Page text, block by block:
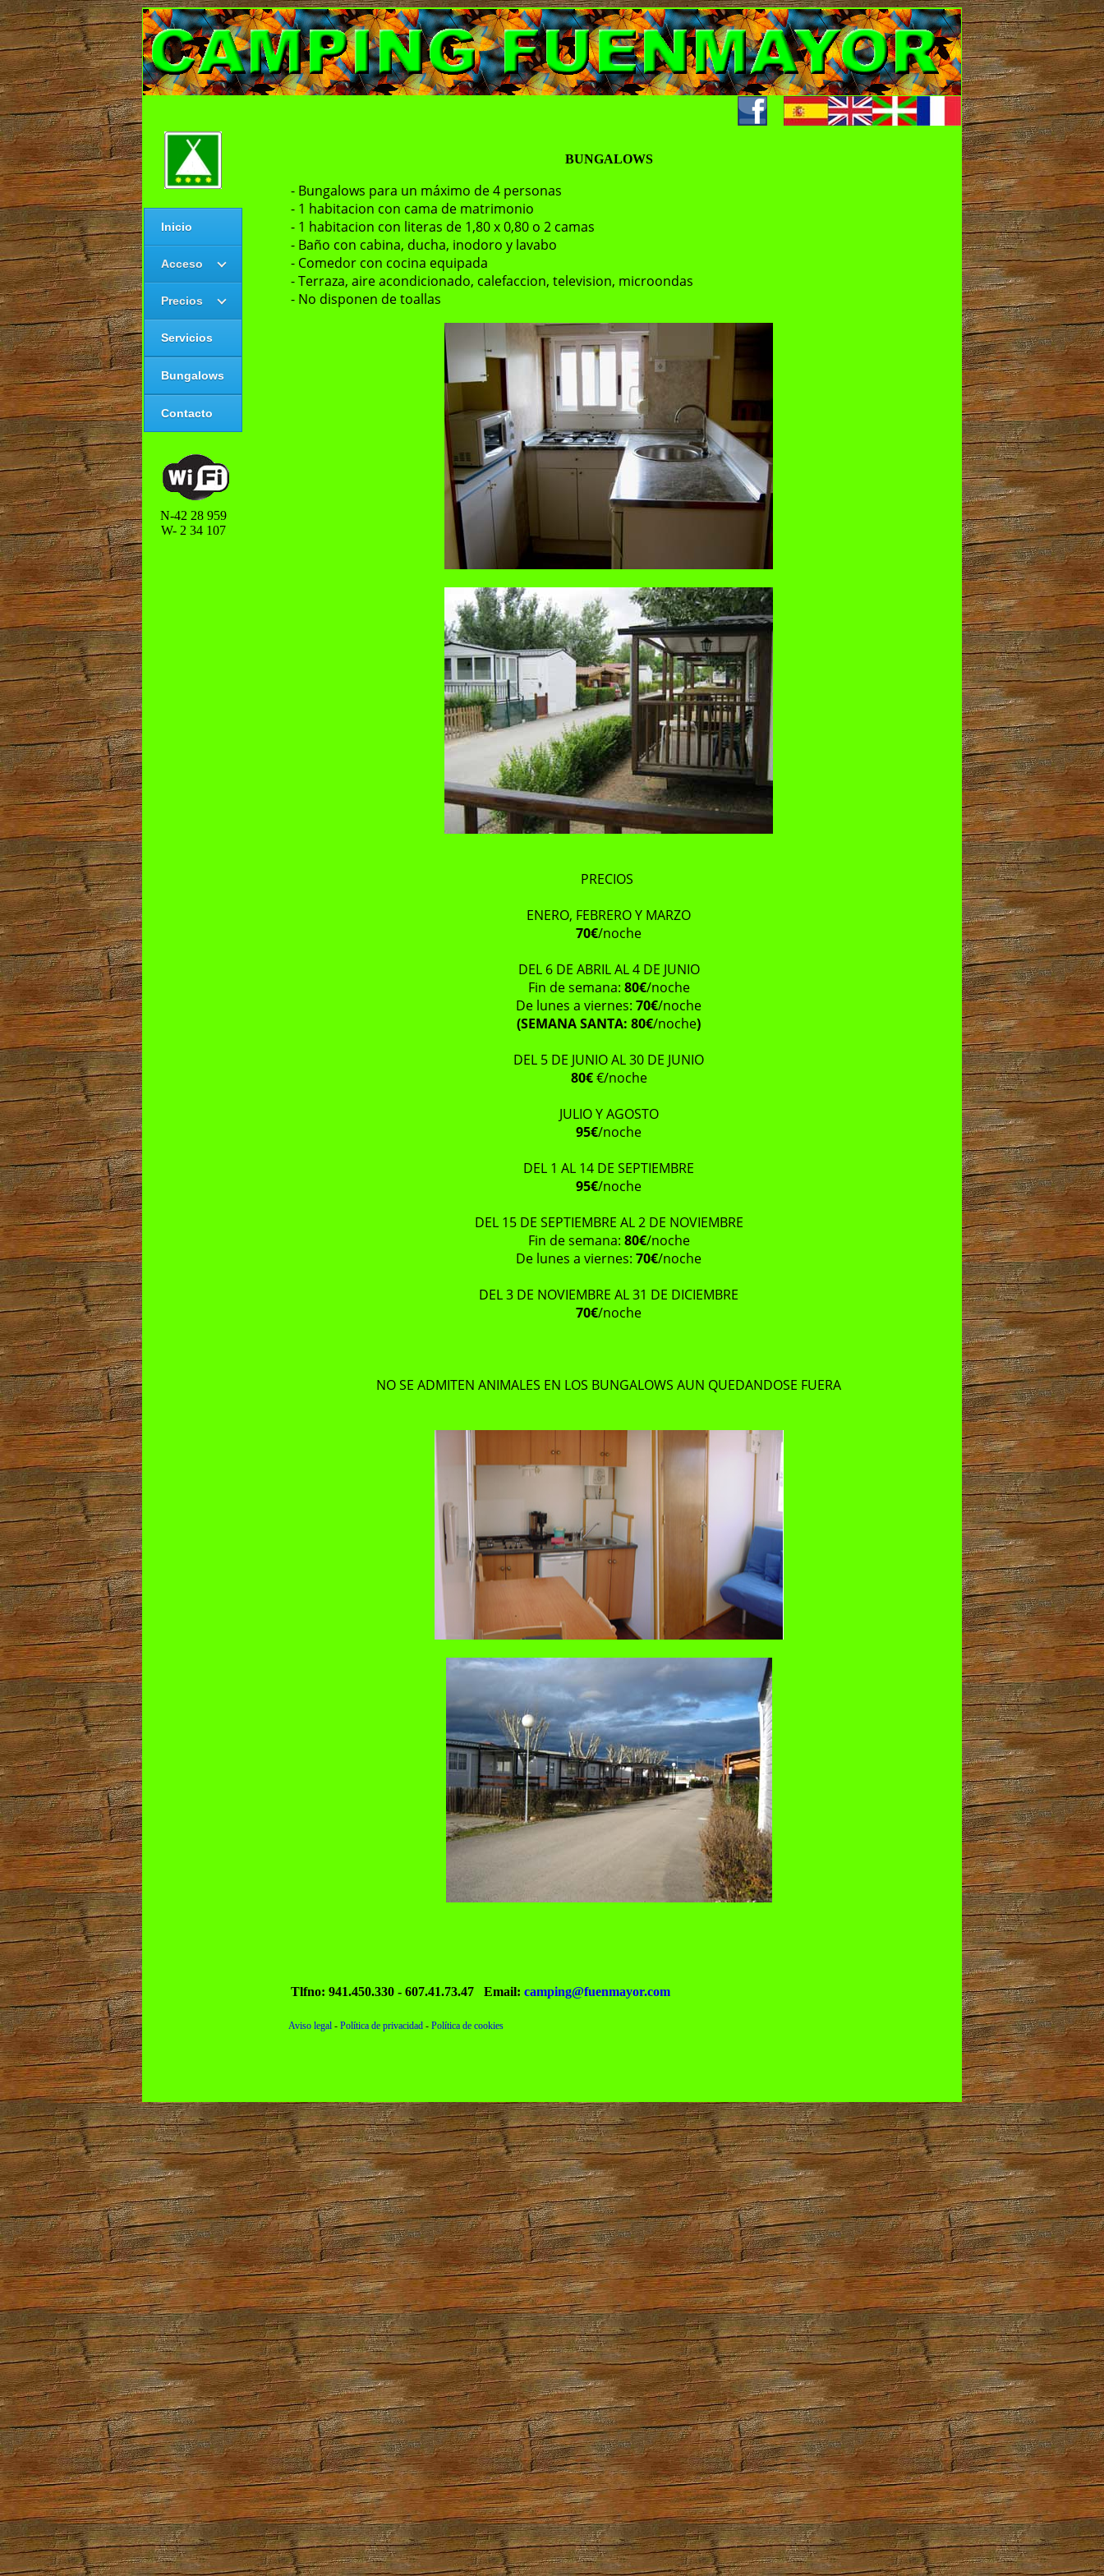
BUNGALOWS
- Bungalows para un máximo de 4 personas
- 1 habitacion con cama de matrimonio
- 1 habitacion con literas de 1,80 x 0,80 o 2 camas
- Baño con cabina, ducha, inodoro y lavabo
- Comedor con cocina equipada
- Terraza, aire acondicionado, calefaccion, television, microondas
- No disponen de toallas
PRECIOS
ENERO, FEBRERO Y MARZO
70€/noche
DEL 6 DE ABRIL AL 4 DE JUNIO
Fin de semana: 80€/noche
De lunes a viernes: 70€/noche
(SEMANA SANTA: 80€/noche)
DEL 5 DE JUNIO AL 30 DE JUNIO
80€€/noche
JULIO Y AGOSTO
95€/noche
DEL 1 AL 14 DE SEPTIEMBRE
95€/noche
DEL 15 DE SEPTIEMBRE AL 2 DE NOVIEMBRE
Fin de semana: 80€/noche
De lunes a viernes: 70€/noche
DEL 3 DE NOVIEMBRE AL 31 DE DICIEMBRE
70€/noche
NO SE ADMITEN ANIMALES EN LOS BUNGALOWS AUN QUEDANDOSE FUERA
Tlfno: 941.450.330 - 607.41.73.47 Email: camping@fuenmayor.com
Aviso legal - Política de privacidad - Política de cookies
Inicio
Acceso
Precios
Servicios
Bungalows
Contacto
N-42 28 959
W- 2 34 107